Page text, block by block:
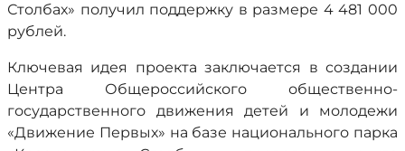
Столбах» получил поддержку в размере 4 481 000
рублей.
Ключевая идея проекта заключается в создании
Центра Общероссийского общественно-
государственного движения детей и молодежи
«Движение Первых» на базе национального парка